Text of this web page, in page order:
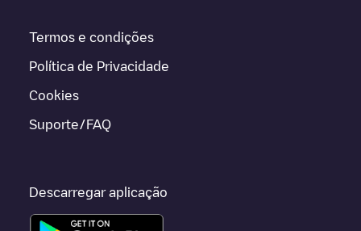
Termos e condições
Política de Privacidade
Cookies
Suporte/FAQ
Descarregar aplicação